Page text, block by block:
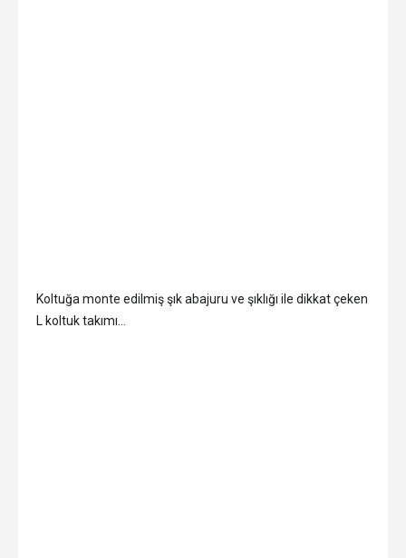
Koltuğa monte edilmiş şık abajuru ve şıklığı ile dikkat çeken
L koltuk takımı…